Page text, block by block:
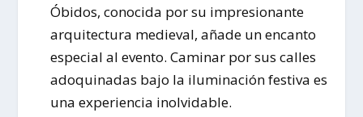
Óbidos, conocida por su impresionante
arquitectura medieval, añade un encanto
especial al evento. Caminar por sus calles
adoquinadas bajo la iluminación festiva es
una experiencia inolvidable.